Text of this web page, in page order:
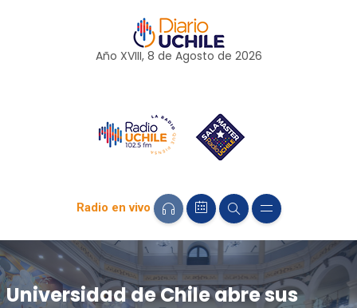
Año XVIII, 8 de Agosto de 2026
Radio en vivo
Universidad de Chile abre sus